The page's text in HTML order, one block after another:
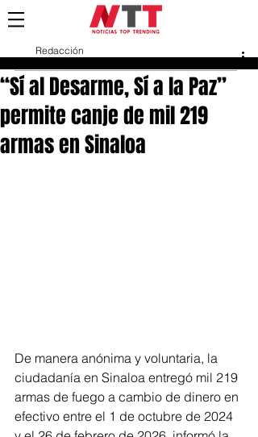
“Sí al Desarme, Sí a la Paz”
permite canje de mil 219
armas en Sinaloa
Redacción
De manera anónima y voluntaria, la
ciudadanía en Sinaloa entregó mil 219
armas de fuego a cambio de dinero en
efectivo entre el 1 de octubre de 2024